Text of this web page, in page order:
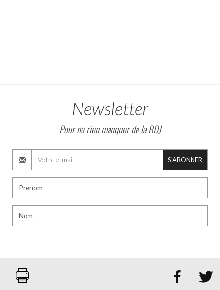
Newsletter
Pour ne rien manquer de la RDJ
S'ABONNER
Prénom
Nom
 